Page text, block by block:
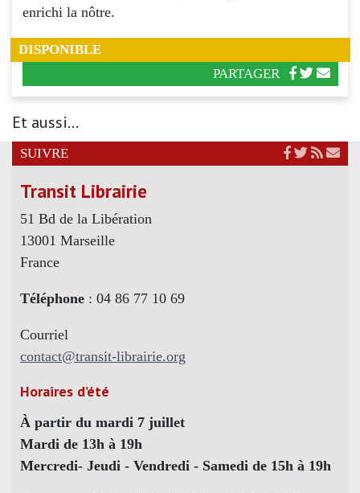
enrichi la nôtre.
DISPONIBLE
PARTAGER
Et aussi...
SUIVRE
Transit Librairie
51 Bd de la Libération
13001 Marseille
France
Téléphone : 04 86 77 10 69
Courriel
contact@transit-librairie.org
Horaires d’été
À partir du mardi 7 juillet
Mardi de 13h à 19h
Mercredi- Jeudi - Vendredi - Samedi de 15h à 19h